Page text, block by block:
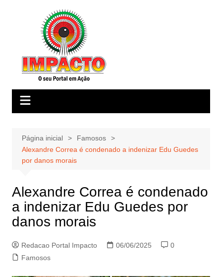
Página inicial
Famosos
Alexandre Correa é condenado a indenizar Edu Guedes
por danos morais
Alexandre Correa é condenado
a indenizar Edu Guedes por
danos morais
Redacao Portal Impacto 06/06/2025
0
Famosos